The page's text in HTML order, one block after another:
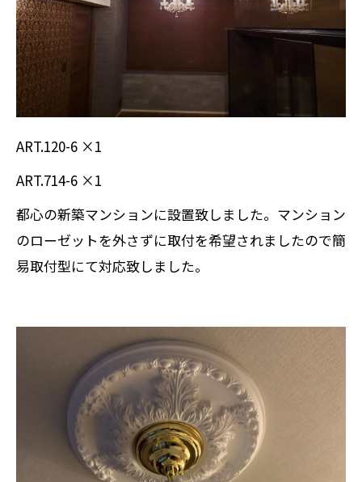
ART.120-6 ×1
ART.714-6 ×1
都心の新築マンションに設置致しました。マンション
のローゼットを外さずに取付を希望されましたので簡
易取付型にて対応致しました。